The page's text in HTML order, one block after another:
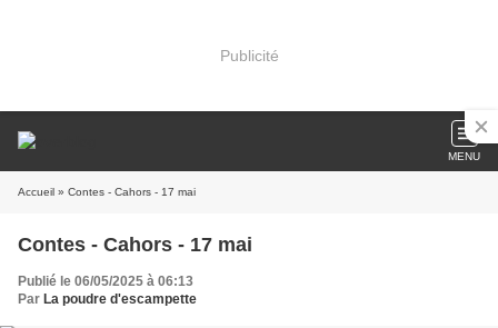
Publicité
MENU
Accueil » Contes - Cahors - 17 mai
Contes - Cahors - 17 mai
Publié le 06/05/2025 à 06:13
Par La poudre d'escampette